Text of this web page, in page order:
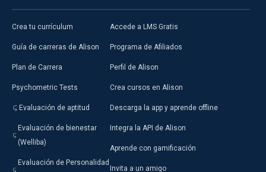
Crea tu currículum
Guía de carreras de Alison
Plan de Carrera
Psychometric Tests
Evaluación de aptitud
Evaluación de bienestar
(Welliba)
Evaluación de Personalidad
Accede a LMS Gratis
Programa de Afiliados
Perfil de Alison
Crea cursos en Alison
Descarga la app y aprende offline
Integra la API de Alison
Aprende con gamificación
Invita a un amigo